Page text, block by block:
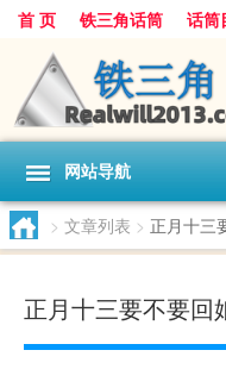
首 页 铁三角话筒 话筒
网站导航
> 文章列表 > 正月十三
正月十三要不要回